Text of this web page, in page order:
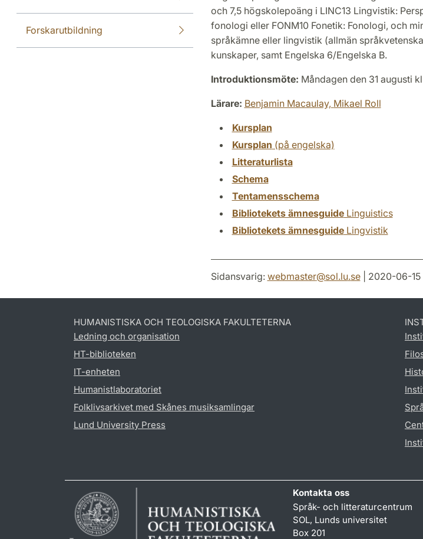
Forskarutbildning
och 7,5 högskolepoäng i LINC13 Lingvistik:
fonologi eller FONM10 Fonetik: Fonologi, och
språkämne eller lingvistik (allmän
kunskaper, samt Engelska 6/Engelska B.
Introduktionsmöte: Måndagen den 31 augusti
Lärare: Benjamin Macaulay, Mikael Roll
Kursplan
Kursplan (på engelska)
Litteraturlista
Schema
Tentamensschema
Bibliotekets ämnesguideLinguistics
Bibliotekets ämnesguideLingvistik
Sidansvarig: webmaster@sol.lu.se| 2020-06-15
HUMANISTISKA OCH TEOLOGISKA FAKULTETERNA
Ledning och organisation
HT-biblioteken
IT-enheten
Humanistlaboratoriet
Folklivsarkivet med Skånes musiksamlingar
Lund University Press
Kontakta oss
Språk- och litteraturcentrum
SOL, Lunds universitet
Box 201